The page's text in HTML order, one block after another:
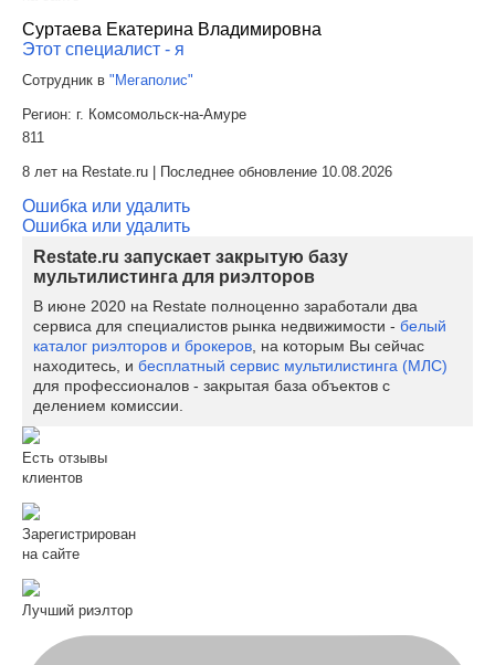
Суртаева Екатерина Владимировна
Этот специалист - я
Сотрудник в "Мегаполис"
Регион: г. Комсомольск-на-Амуре
811
8 лет на Restate.ru | Последнее обновление 10.08.2026
Ошибка или удалить
Ошибка или удалить
Restate.ru запускает закрытую базу
мультилистинга для риэлторов
В июне 2020 на Restate полноценно заработали два
сервиса для специалистов рынка недвижимости - белый
каталог риэлторов и брокеров , на которым Вы сейчас
находитесь, и бесплатный сервис мультилистинга (МЛС)
для профессионалов - закрытая база объектов с
делением комиссии.
Есть отзывы
клиентов
Зарегистрирован
на сайте
Лучший риэлтор